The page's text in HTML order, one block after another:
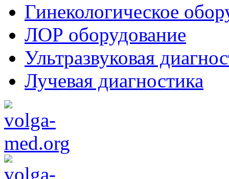
Гинекологическое
ЛОР оборудование
Ультразвуковая
Лучевая диагностика